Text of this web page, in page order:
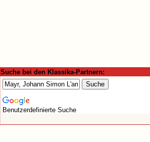
Suche bei den Klassika-Partnern:
Benutzerdefinierte Suche